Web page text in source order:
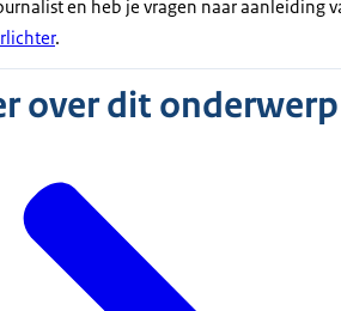
en heb je vragen naar aanleiding
.
over dit onderwerp